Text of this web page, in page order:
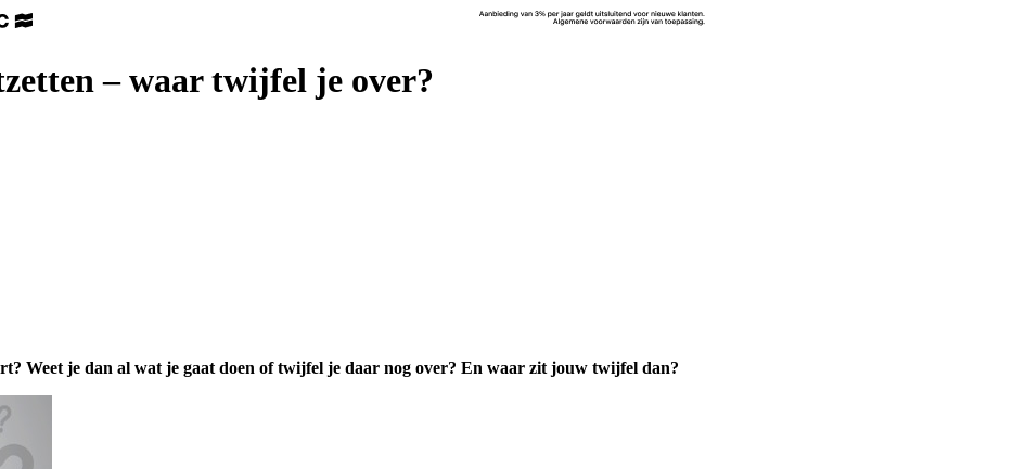
– waar twijfel je over?
Weet je dan al wat je gaat doen of twijfel je daar nog over? En waar zit jouw twijfel dan?